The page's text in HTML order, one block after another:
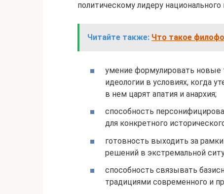
политическому лидеру
Читайте также: Что такое
умение формулировать новые
идеологии в условиях, когда
в нем царят апатия и анархия;
способность
для конкретного
готовность выходить за
решений в экстремальной
способность связывать
традициями современного и